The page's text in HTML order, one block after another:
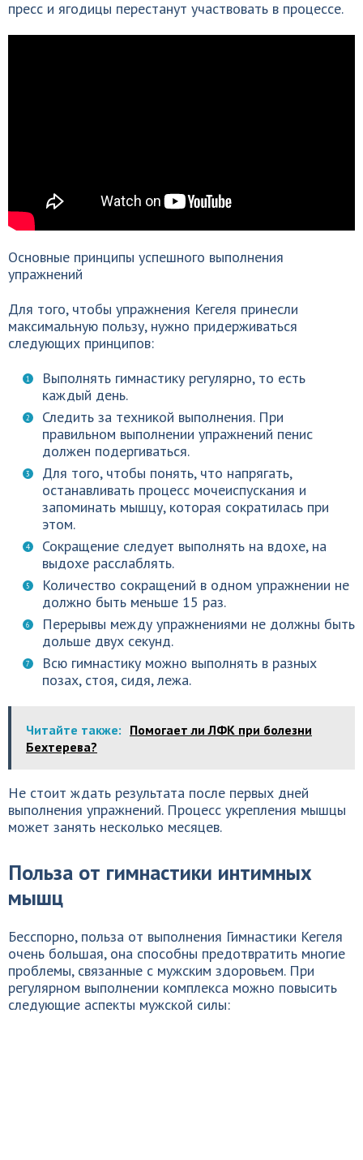
пресс и ягодицы перестанут участвовать в процессе.
Основные принципы успешного выполнения
упражнений
Для того, чтобы упражнения Кегеля принесли
максимальную пользу, нужно придерживаться
следующих принципов:
Выполнять гимнастику регулярно, то есть
каждый день.
Следить за техникой выполнения. При
правильном выполнении упражнений пенис
должен подергиваться.
Для того, чтобы понять, что напрягать,
останавливать процесс мочеиспускания и
запоминать мышцу, которая сократилась при
этом.
Сокращение следует выполнять на вдохе, на
выдохе расслаблять.
Количество сокращений в одном упражнении не
должно быть меньше 15 раз.
Перерывы между упражнениями не должны быть
дольше двух секунд.
Всю гимнастику можно выполнять в разных
позах, стоя, сидя, лежа.
Читайте также: Помогает ли ЛФК при болезни
Бехтерева?
Не стоит ждать результата после первых дней
выполнения упражнений. Процесс укрепления мышцы
может занять несколько месяцев.
Польза от гимнастики интимных
мышц
Бесспорно, польза от выполнения Гимнастики Кегеля
очень большая, она способны предотвратить многие
проблемы, связанные с мужским здоровьем. При
регулярном выполнении комплекса можно повысить
следующие аспекты мужской силы: